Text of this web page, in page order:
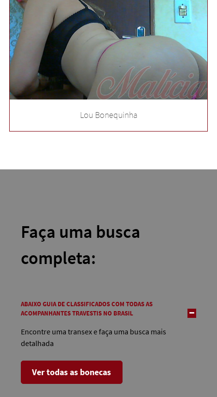
Lou Bonequinha
Faça uma busca
completa:
ABAIXO GUIA DE CLASSIFICADOS COM TODAS AS
ACOMPANHANTES TRAVESTIS NO BRASIL
Encontre uma transex e faça uma busca mais
detalhada
Ver todas as bonecas